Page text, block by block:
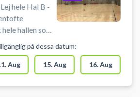
hele Hal B -
hallen som
på 3
på 6
på dessa datum:
Aug 15. Aug 16. Aug